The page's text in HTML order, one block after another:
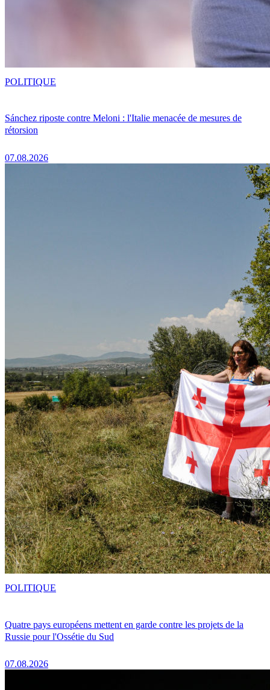
Sánchez riposte contre Meloni : l'Italie menacée de mesures de
rétorsion
07.08.2026
POLITIQUE
Quatre pays européens mettent en garde contre les projets de la
Russie pour l'Ossétie du Sud
07.08.2026
POLITIQUE